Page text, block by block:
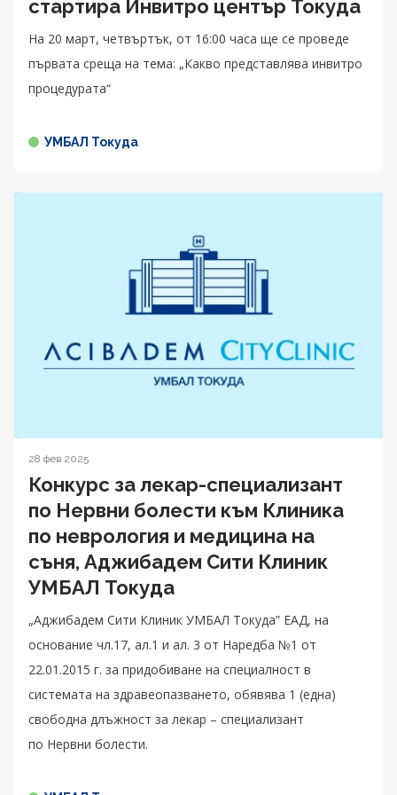
стартира Инвитро център Токуда
На 20 март, четвъртък, от 16:00 часа ще се проведе
първата среща на тема: „Какво представлява инвитро
процедурата“
УМБАЛ Токуда
28 фев 2025
Конкурс за лекар-специализант
по Нервни болести към Клиника
по неврология и медицина на
съня, Аджибадем Сити Клиник
УМБАЛ Токуда
„Аджибадем Сити Клиник УМБАЛ Токуда” ЕАД, на
основание чл.17, ал.1 и ал. 3 от Наредба №1 от
22.01.2015 г. за придобиване на специалност в
системата на здравеопазването, обявява 1 (една)
свободна длъжност за лекар – специализант
по Нервни болести.